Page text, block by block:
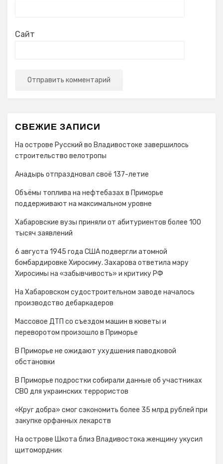
Сайт
СВЕЖИЕ ЗАПИСИ
На острове Русский во Владивостоке завершилось
строительство велотропы
Анадырь отпраздновал своё 137-летие
Объёмы топлива на нефтебазах в Приморье
поддерживают на максимальном уровне
Хабаровские вузы приняли от абитуриентов более 100
тысяч заявлений
6 августа 1945 года США подвергли атомной
бомбардировке Хиросиму. Захарова ответила мэру
Хиросимы на «забывчивость» и критику РФ
На Хабаровском судостроительном заводе началось
производство дебаркадеров
Массовое ДТП со съездом машин в кюветы и
переворотом произошло в Приморье
В Приморье не ожидают ухудшения паводковой
обстановки
В Приморье подростки собирали данные об участниках
СВО для украинских террористов
«Круг добра» смог сэкономить более 35 млрд рублей при
закупке орфанных лекарств
На острове Шкота близ Владивостока женщину укусил
щитомордник